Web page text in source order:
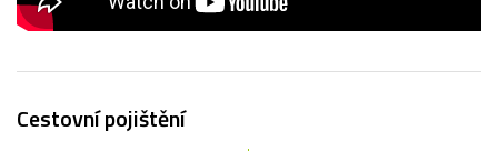
Cestovní pojištění